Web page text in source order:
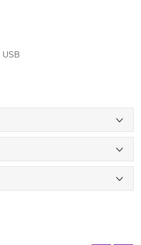
USB